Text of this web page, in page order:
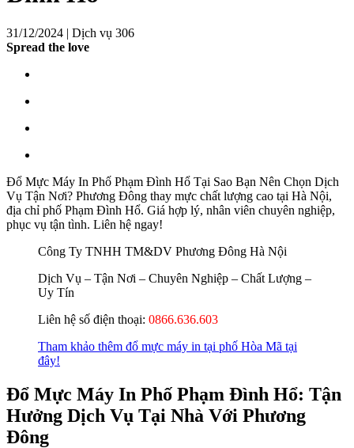
31/12/2024 | Dịch vụ 306
Spread the love
Đổ Mực Máy In Phố Phạm Đình Hổ Tại Sao Bạn Nên Chọn Dịch
Vụ Tận Nơi? Phương Đông thay mực chất lượng cao tại Hà Nội,
địa chỉ phố Phạm Đình Hổ. Giá hợp lý, nhân viên chuyên nghiệp,
phục vụ tận tình. Liên hệ ngay!
Công Ty TNHH TM&DV Phương Đông Hà Nội
Dịch Vụ – Tận Nơi – Chuyên Nghiệp – Chất Lượng –
Uy Tín
Liên hệ số điện thoại: 0866.636.603
Tham khảo thêm đổ mực máy in tại phố Hòa Mã tại
đây!
Đổ Mực Máy In Phố Phạm Đình Hổ: Tận
Hưởng Dịch Vụ Tại Nhà Với Phương
Đông